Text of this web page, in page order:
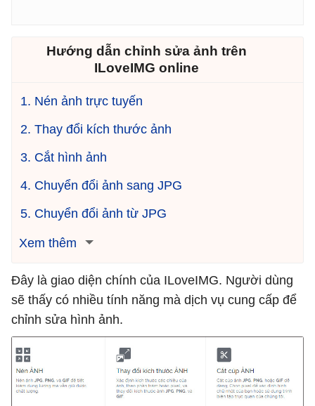
Hướng dẫn chỉnh sửa ảnh trên
ILoveIMG online
1. Nén ảnh trực tuyến
2. Thay đổi kích thước ảnh
3. Cắt hình ảnh
4. Chuyển đổi ảnh sang JPG
5. Chuyển đổi ảnh từ JPG
Xem thêm
Đây là giao diện chính của ILoveIMG. Người dùng
sẽ thấy có nhiều tính năng mà dịch vụ cung cấp để
chỉnh sửa hình ảnh.